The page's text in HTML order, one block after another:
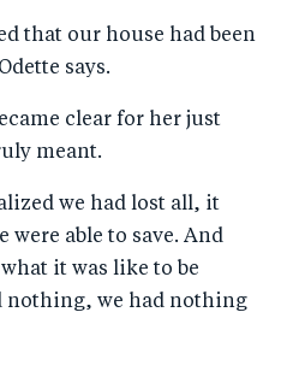
that our house had been
says.
clear for her just
meant.
we had lost all, it
were able to save. And
it was like to be
nothing, we had nothing